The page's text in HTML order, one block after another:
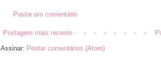
Postar um comentário
Postagem mais recente
Assinar: Postar comentários (Atom)